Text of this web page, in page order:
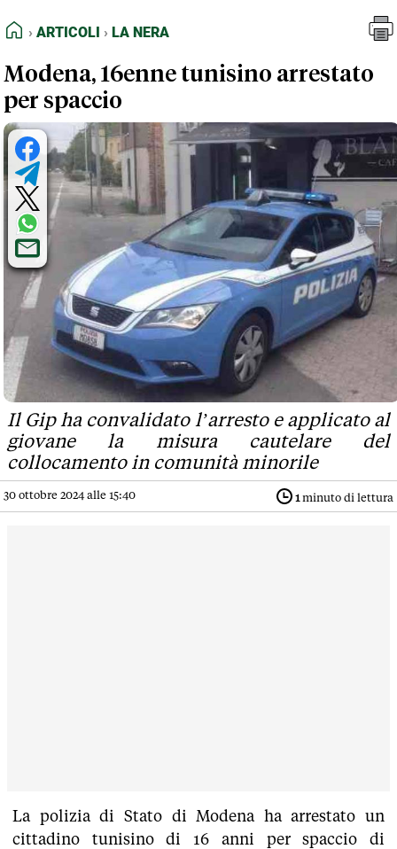
FEED RSS
NORMATIVE DEONTOLOGICHE
TERMINI e CONDIZIONI
HOME
ARTICOLI LA NERA
Modena, 16enne tunisino arrestato
per spaccio
Il Gip ha convalidato l’arresto e applicato al
giovane la misura cautelare del
collocamento in comunità minorile
30 ottobre 2024 alle 15:40 1 minuto di lettura
La polizia di Stato di Modena ha arrestato un
cittadino tunisino di 16 anni per spaccio di